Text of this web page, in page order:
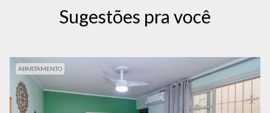
Sugestões pra você
APARTAMENTO